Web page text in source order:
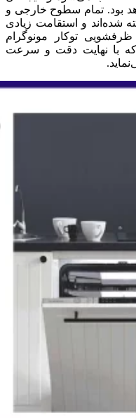
بود. تمام سطوح خارجی و
شده‌اند و استقامت زیادی
توکار مونوگرام
با نهایت دقت و سرعت